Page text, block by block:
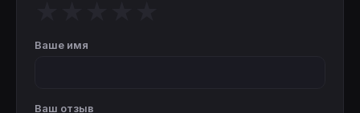
Ваше имя
Ваш отзыв